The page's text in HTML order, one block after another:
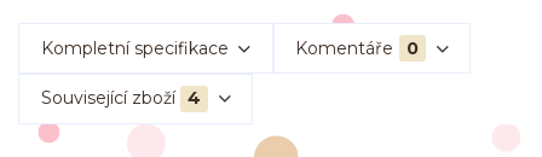
Kompletní specifikace Komentáře 0
Související zboží 4